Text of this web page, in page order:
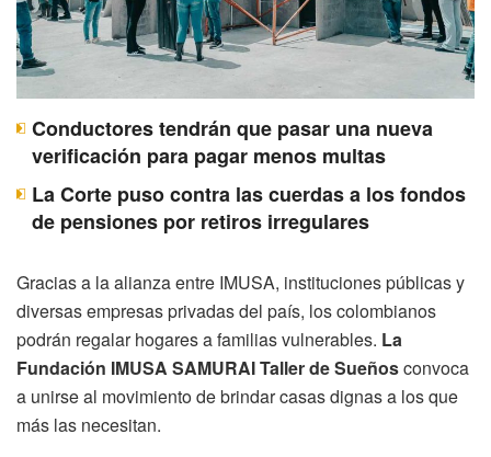
Conductores tendrán que pasar una nueva
verificación para pagar menos multas
La Corte puso contra las cuerdas a los fondos
de pensiones por retiros irregulares
Gracias a la alianza entre IMUSA, instituciones públicas y
diversas empresas privadas del país, los colombianos
podrán regalar hogares a familias vulnerables. La
Fundación IMUSA SAMURAI Taller de Sueñosconvoca
a unirse al movimiento de brindar casas dignas a los que
más las necesitan.